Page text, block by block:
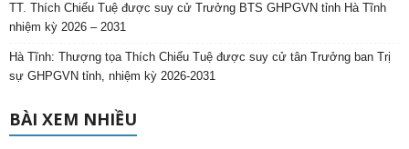
TT. Thích Chiếu Tuệ được suy cử Trưởng BTS GHPGVN tỉnh Hà Tĩnh
nhiệm kỳ 2026 – 2031
Hà Tĩnh: Thượng tọa Thích Chiếu Tuệ được suy cử tân Trưởng ban Trị
sự GHPGVN tỉnh, nhiệm kỳ 2026-2031
BÀI XEM NHIỀU